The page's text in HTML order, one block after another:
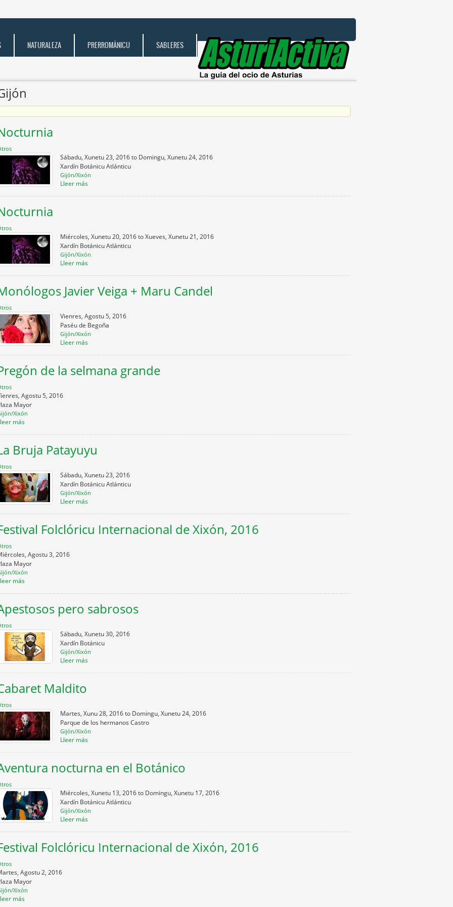
NATURALEZA PRERROMÁNICU SABLERES
Sábadu, Xunetu 23, 2016to Domingu, Xunetu 24, 2016
Xardín Botánicu Atlánticu
Gijón/Xixón
Lleer más
Miércoles, Xunetu 20, 2016toXueves, Xunetu 21, 2016
Xardín Botánicu Atlánticu
Gijón/Xixón
Lleer más
Javier Veiga + Maru Candel
Vienres, Agostu 5, 2016
Paséu de Begoña
Gijón/Xixón
Lleer más
de la selmana grande
Agostu 5, 2016
Mayor
Xixón
más
Bruja Patayuyu
Sábadu, Xunetu 23, 2016
Xardín Botánicu Atlánticu
Gijón/Xixón
Lleer más
Folclóricu Internacional de Xixón, 2016
Agostu 3, 2016
Mayor
Xixón
más
pero sabrosos
Sábadu, Xunetu 30, 2016
Xardín Botánicu
Gijón/Xixón
Lleer más
Maldito
Martes, Xunu 28, 2016to Domingu, Xunetu 24, 2016
Parque de los hermanos Castro
Gijón/Xixón
Lleer más
nocturna en el Botánico
Miércoles, Xunetu 13, 2016to Domingu, Xunetu 17, 2016
Xardín Botánicu Atlánticu
Gijón/Xixón
Lleer más
Folclóricu Internacional de Xixón, 2016
Agostu 2, 2016
Mayor
Xixón
más